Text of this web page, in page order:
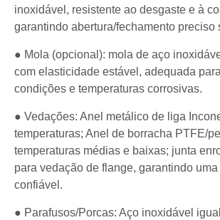
inoxidável, resistente ao desgaste e à
garantindo abertura/fechamento preciso
● Mola (opcional): mola de aço
com elasticidade estável, adequada
condições e temperaturas corrosivas.
● Vedações: Anel metálico de liga
temperaturas; Anel de borracha PTFE/
temperaturas médias e baixas; junta
para vedação de flange, garantindo
confiável.
● Parafusos/Porcas: Aço inoxidável